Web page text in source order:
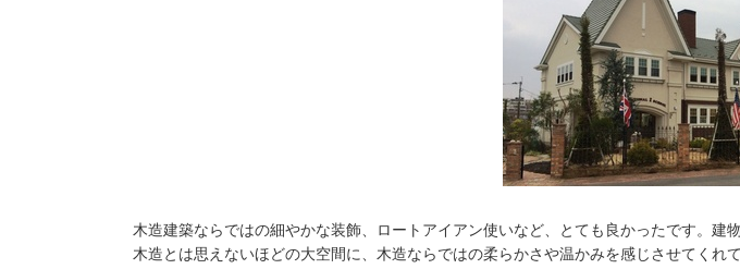
木造建築ならではの細やかな装飾、ロートアイアン使いなど、とても良かったです。建
木造とは思えないほどの大空間に、木造ならではの柔らかさや温かみを感じさせてくれて